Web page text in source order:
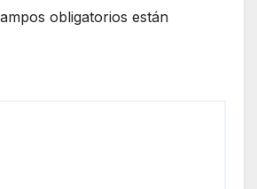
obligatorios están